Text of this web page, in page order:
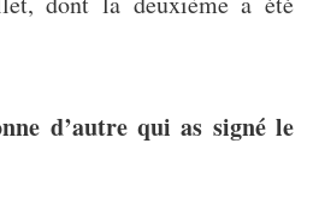
d’autre qui as signé le